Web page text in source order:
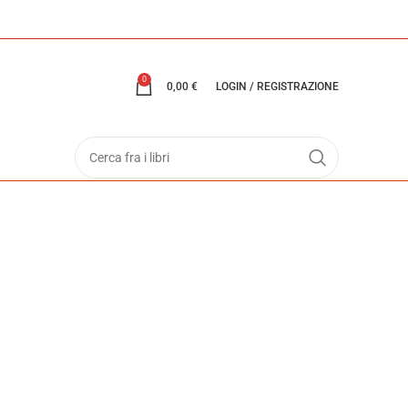
0
0,00 € LOGIN / REGISTRAZIONE